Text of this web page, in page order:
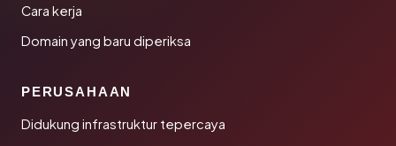
Cara kerja
Domain yang baru diperiksa
PERUSAHAAN
Didukung infrastruktur tepercaya